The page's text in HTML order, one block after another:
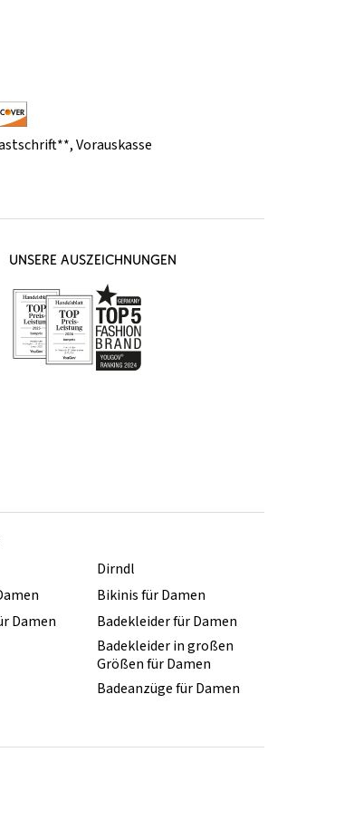
,Vorauskasse
UNSERE AUSZEICHNUNGEN
Damen
Dirndl
Bikinis für Damen
Badekleider für Damen
Badekleider in großen
Größen für Damen
Badeanzüge für Damen